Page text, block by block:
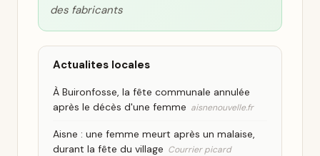
des fabricants
Actualites locales
À Buironfosse, la fête communale annulée
après le décès d'une femme aisnenouvelle.fr
Aisne : une femme meurt après un malaise,
durant la fête du village Courrier picard